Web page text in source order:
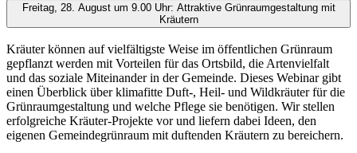
Freitag, 28. August um 9.00 Uhr: Attraktive Grünraumgestaltung mit
Kräutern
Kräuter können auf vielfältigste Weise im öffentlichen Grünraum
gepflanzt werden mit Vorteilen für das Ortsbild, die Artenvielfalt
und das soziale Miteinander in der Gemeinde. Dieses Webinar gibt
einen Überblick über klimafitte Duft-, Heil- und Wildkräuter für die
Grünraumgestaltung und welche Pflege sie benötigen. Wir stellen
erfolgreiche Kräuter-Projekte vor und liefern dabei Ideen, den
eigenen Gemeindegrünraum mit duftenden Kräutern zu bereichern.